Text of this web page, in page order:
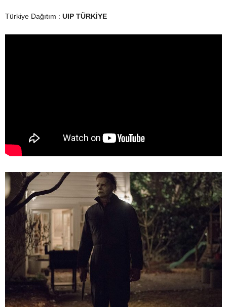
Türkiye Dağıtım : UIP TÜRKİYE